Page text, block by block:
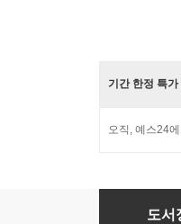
기간 한정 특가
오직, 예스24
어린 왕자의
도서